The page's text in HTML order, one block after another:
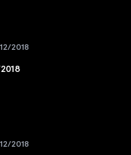
2018
2018